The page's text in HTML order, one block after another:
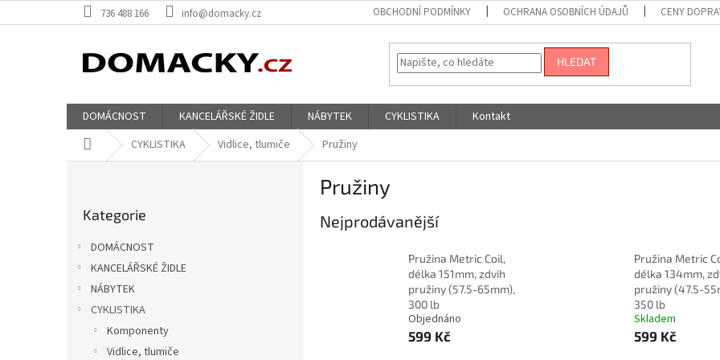
na
736 488 166 info@domacky.cz OBCHODNÍ PODMÍNKY OCHRANA OSOBNÍCH ÚDAJŮ CENY
HLEDAT
DOMÁCNOST KANCELÁŘSKÉ ŽIDLE NÁBYTEK CYKLISTIKA
Kontakt
Domů CYKLISTIKA Vidlice, tlumiče Pružiny
kategorie
Kategorie
DOMÁCNOST
KANCELÁŘSKÉ ŽIDLE
NÁBYTEK
CYKLISTIKA
Komponenty
Vidlice, tlumiče
Pružiny
Nejprodávanější
Pružina Metric Coil,
délka 151mm, zdvih
pružiny (57.5-65mm),
300 lb
Objednáno
599 Kč
Pružina Metric
délka 134mm,
pružiny (47.5-
350 lb
Skladem
599 Kč